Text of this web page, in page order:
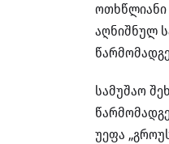
ოთხწლიანი
აღნიშნულ
სამუშაო
უეფა